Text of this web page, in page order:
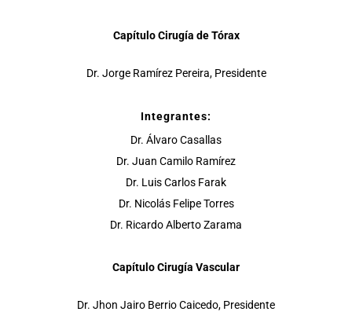
Capítulo Cirugía de Tórax
Dr. Jorge Ramírez Pereira, Presidente
Integrantes:
Dr. Álvaro Casallas
Dr. Juan Camilo Ramírez
Dr. Luis Carlos Farak
Dr. Nicolás Felipe Torres
Dr. Ricardo Alberto Zarama
Capítulo Cirugía Vascular
Dr. Jhon Jairo Berrio Caicedo, Presidente